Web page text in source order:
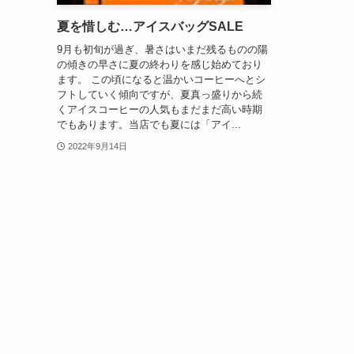
夏を惜しむ…アイスバッグSALE
9月も初旬が過ぎ、暑さはいまだ残るものの陽
の傾きの早さに夏の終わりを感じ始めており
ます。 この頃になると温かいコーヒーへとシ
フトしていく傾向ですが、夏真っ盛りから続
くアイスコーヒーの人気もまだまだ高い時期
でもあります。当店でも夏には「アイ...
2022年9月14日